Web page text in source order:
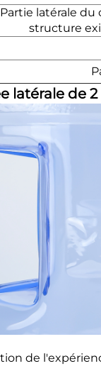
Partie latérale
structure
latérale de 2
de